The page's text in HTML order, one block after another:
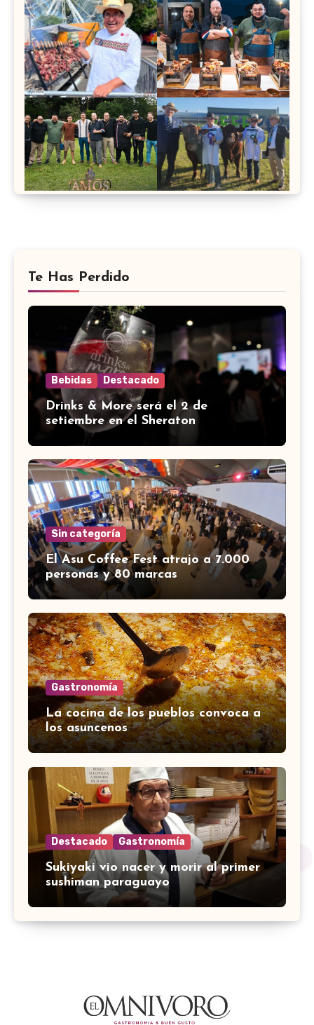
Te Has Perdido
Bebidas Destacado
Drinks & More será el 2 de
setiembre en el Sheraton
Sin categoría
El Asu Coffee Fest atrajo a 7.000
personas y 80 marcas
Gastronomía
La cocina de los pueblos convoca a
los asuncenos
Destacado Gastronomía
Sukiyaki vio nacer y morir al primer
sushiman paraguayo